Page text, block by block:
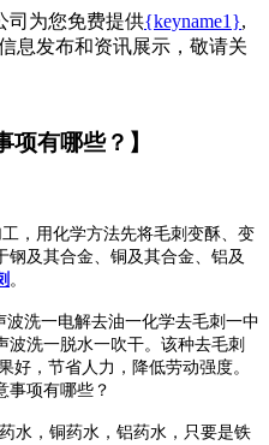
司为您免费提供{keyname1},
息发布和资讯展示，敬请关
项有哪些？】
，用化学方法先将毛刺变酥、变
钢及其合金、铜及其合金、铝及
。
洗一电解去油一化学去毛刺一中
洗一脱水一吹干。该种去毛刺
好，节省人力，降低劳动强度。
事项有哪些？
水，铜药水，铝药水，只要是铁